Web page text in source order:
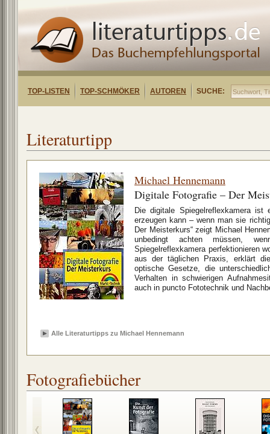
TOP-LISTEN TOP-SCHMÖKER AUTOREN SUCHE:
Literaturtipp
Michael Hennemann
Digitale Fotografie – Der
Die digitale Spiegelreflexkamera ist
erzeugen kann – wenn man sie
Der Meisterkurs“ zeigt Michael
unbedingt achten müssen,
Spiegelreflexkamera perfektionieren
aus der täglichen Praxis, erklärt
optische Gesetze, die
Verhalten in schwierigen
auch in puncto Fototechnik und
Alle Literaturtipps zu Michael Hennemann
Fotografiebücher